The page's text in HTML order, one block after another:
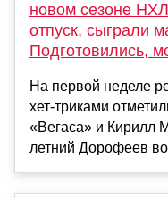
новом сезоне
отпуск, сыграли
Подготовились,
На первой неделе
хет-триками
«Вегаса» и Кирилл
летний Дорофеев